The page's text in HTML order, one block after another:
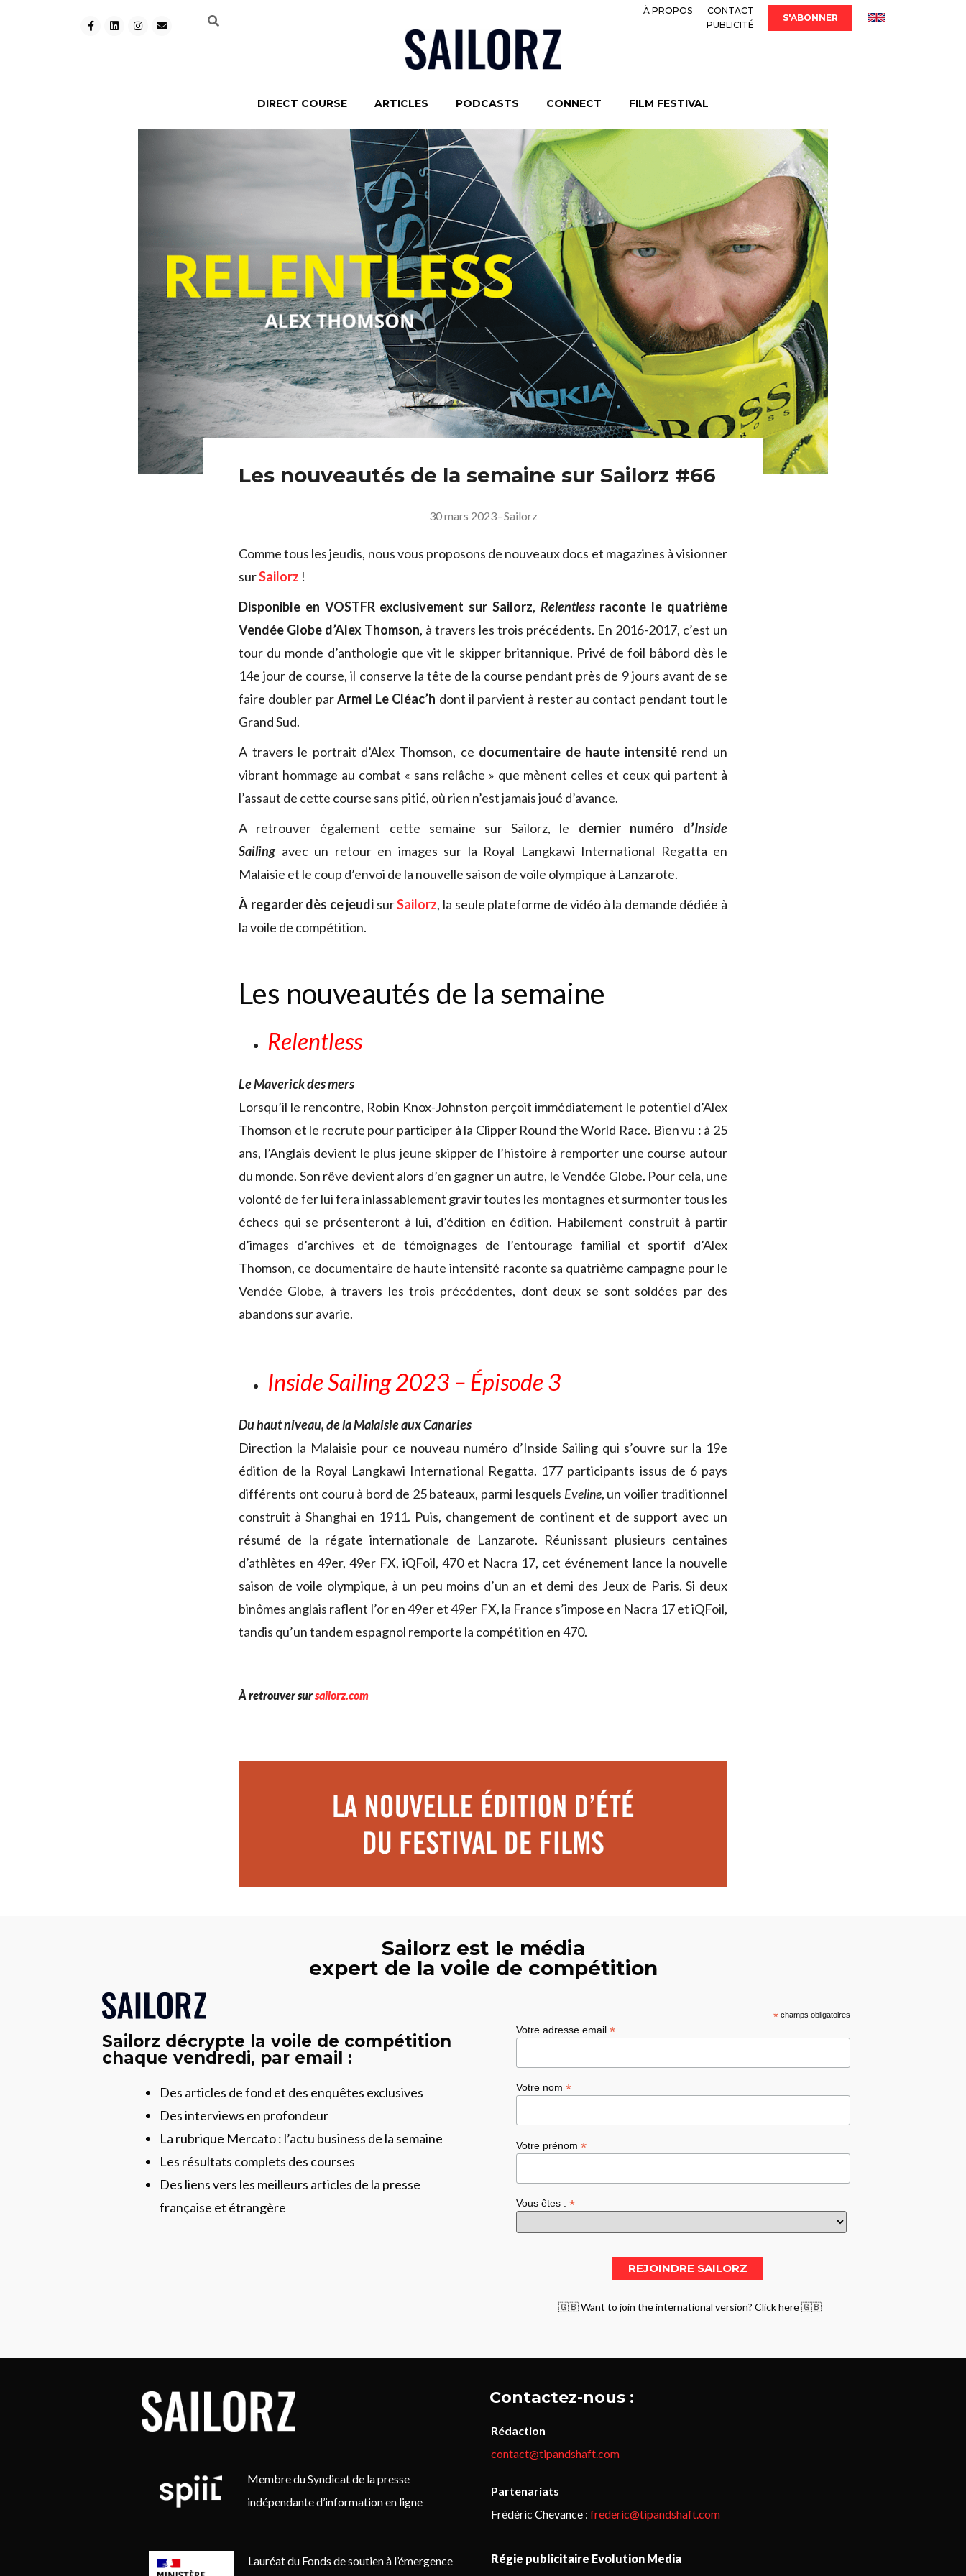
À PROPOS
CONTACT
PUBLICITÉ
S'ABONNER
DIRECT COURSE ARTICLES PODCASTS CONNECT FILM FESTIVAL
Les nouveautés de la semaine sur Sailorz #66
30 mars 2023–Sailorz
Comme tous les jeudis, nous vous proposons de nouveaux docs et magazines à visionner
surSailorz !
Disponible en VOSTFR exclusivement sur Sailorz, Relentless raconte le quatrième
Vendée Globe d’Alex Thomson, à travers les trois précédents. En 2016-2017, c’est un
tour du monde d’anthologie que vit le skipper britannique. Privé de foil bâbord dès le
14e jour de course, il conserve la tête de la course pendant près de 9 jours avant de se
faire doubler parArmel Le Cléac’h dont il parvient à rester au contact pendant tout le
Grand Sud.
A travers le portrait d’Alex Thomson, ce documentaire de haute intensitérend un
vibrant hommage au combat « sans relâche » que mènent celles et ceux qui partent à
l’assaut de cette course sans pitié, où rien n’est jamais joué d’avance.
A retrouver également cette semaine sur Sailorz, le dernier numéro d’Inside
Sailing avec un retour en images sur la Royal Langkawi International Regatta en
Malaisie et le coup d’envoi de la nouvelle saison de voile olympique à Lanzarote.
À regarder dès ce jeudi surSailorz, la seule plateforme de vidéo à la demande dédiée à
la voile de compétition.
Les nouveautés de la semaine
Relentless
Le Maverick des mers
Lorsqu’il le rencontre, Robin Knox-Johnston perçoit immédiatement le potentiel d’Alex
Thomson et le recrute pour participer à la Clipper Round the World Race. Bien vu : à 25
ans, l’Anglais devient le plus jeune skipper de l’histoire à remporter une course autour
du monde. Son rêve devient alors d’en gagner un autre, le Vendée Globe. Pour cela, une
volonté de fer lui fera inlassablement gravir toutes les montagnes et surmonter tous les
échecs qui se présenteront à lui, d’édition en édition. Habilement construit à partir
d’images d’archives et de témoignages de l’entourage familial et sportif d’Alex
Thomson, ce documentaire de haute intensité raconte sa quatrième campagne pour le
Vendée Globe, à travers les trois précédentes, dont deux se sont soldées par des
abandons sur avarie.
Inside Sailing 2023 – Épisode 3
Du haut niveau, de la Malaisie aux Canaries
Direction la Malaisie pour ce nouveau numéro d’Inside Sailing qui s’ouvre sur la 19e
édition de la Royal Langkawi International Regatta. 177 participants issus de 6 pays
différents ont couru à bord de 25 bateaux, parmi lesquels Eveline, un voilier traditionnel
construit à Shanghai en 1911. Puis, changement de continent et de support avec un
résumé de la régate internationale de Lanzarote. Réunissant plusieurs centaines
d’athlètes en 49er, 49er FX, iQFoil, 470 et Nacra 17, cet événement lance la nouvelle
saison de voile olympique, à un peu moins d’un an et demi des Jeux de Paris. Si deux
binômes anglais raflent l’or en 49er et 49er FX, la France s’impose en Nacra 17 et iQFoil,
tandis qu’un tandem espagnol remporte la compétition en 470.
À retrouver sursailorz.com
Sailorz est le média
expert de la voile de compétition
Sailorz décrypte la voile de compétition
chaque vendredi, par email :
Des articles de fond et des enquêtes exclusives
Des interviews en profondeur
La rubrique Mercato : l’actu business de la semaine
Les résultats complets des courses
Des liens vers les meilleurs articles de la presse
française et étrangère
*champs obligatoires
Votre adresse email *
Votre nom *
Votre prénom *
Vous êtes : *
🇬🇧 Want to join the international version? Click here 🇬🇧
Membre du Syndicat de la presse
indépendante d’information en ligne
Lauréat du Fonds de soutien à l’émergence
Contactez-nous :
Rédaction
contact@tipandshaft.com
Partenariats
Frédéric Chevance : frederic@tipandshaft.com
Régie publicitaire Evolution Media